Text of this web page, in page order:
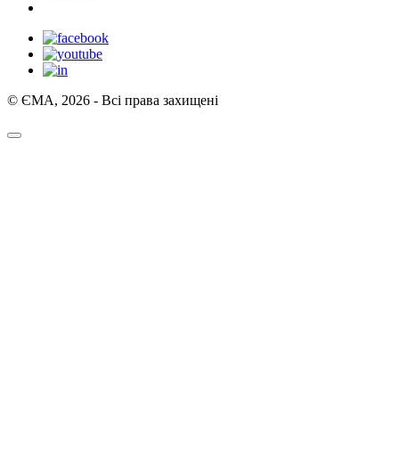
© ЄМА, 2026 - Всі права захищені